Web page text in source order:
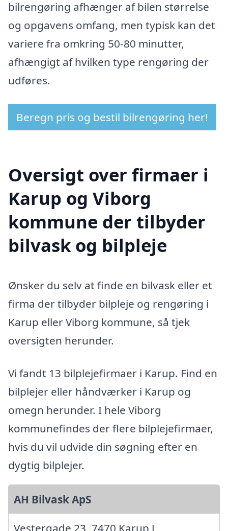
bilrengøring afhænger af bilen størrelse
og opgavens omfang, men typisk kan det
variere fra omkring 50-80 minutter,
afhængigt af hvilken type rengøring der
udføres.
Beregn pris og bestil bilrengøring her!
Oversigt over firmaer i
Karup og Viborg
kommune der tilbyder
bilvask og bilpleje
Ønsker du selv at finde en bilvask eller et
firma der tilbyder bilpleje og rengøring i
Karup eller Viborg kommune, så tjek
oversigten herunder.
Vi fandt 13 bilplejefirmaer i Karup. Find en
bilplejer eller håndværker i Karup og
omegn herunder. I hele Viborg
kommunefindes der flere bilplejefirmaer,
hvis du vil udvide din søgning efter en
dygtig bilplejer.
AH Bilvask ApS
Vestergade 23, 7470 Karup J